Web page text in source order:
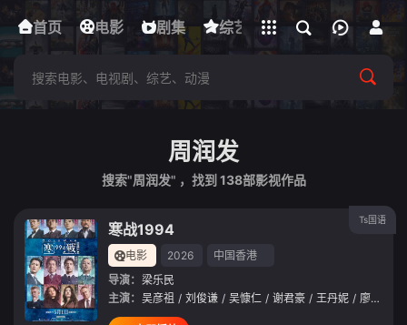
首页 电影 剧集 综艺 动漫 短剧
下载客户端
立即登录
周润发
搜索"周润发" ，找到 138部影视作品
Ts国语
寒战1994
电影 2026
中国香港
导演： 梁乐民
主演： 吴彦祖 / 刘俊谦 / 吴慷仁 / 谢君豪 / 王丹妮 / 廖子妤